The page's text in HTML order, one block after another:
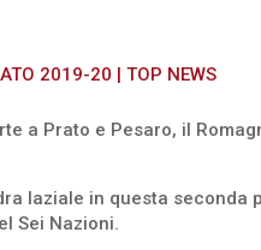
2019-20 |TOP NEWS
a Prato e Pesaro, il
laziale in questa
Sei Nazioni.